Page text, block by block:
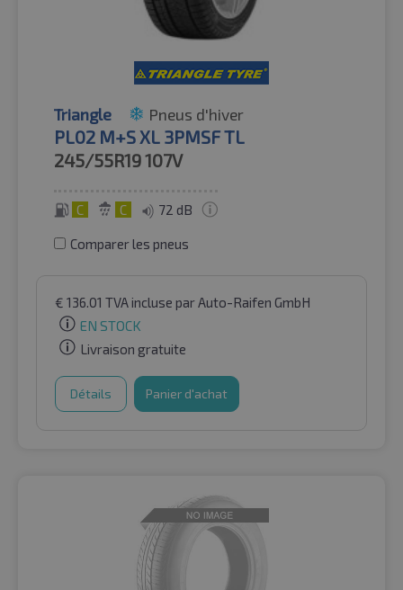
Triangle Pneus d'hiver
PL02 M+S XL 3PMSF TL
245/55R19107V
C C 72 dB
Comparer les pneus
€ 136.01 TVA incluse par Auto-Raifen GmbH
EN STOCK
Livraison gratuite
Détails Panier d'achat